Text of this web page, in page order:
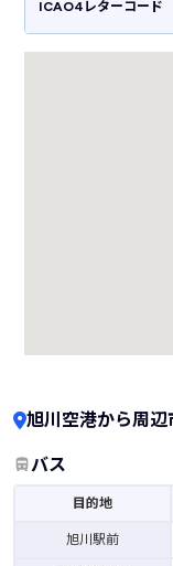
ICAO4レターコード
旭川空港から周
バス
目的地
旭川駅前